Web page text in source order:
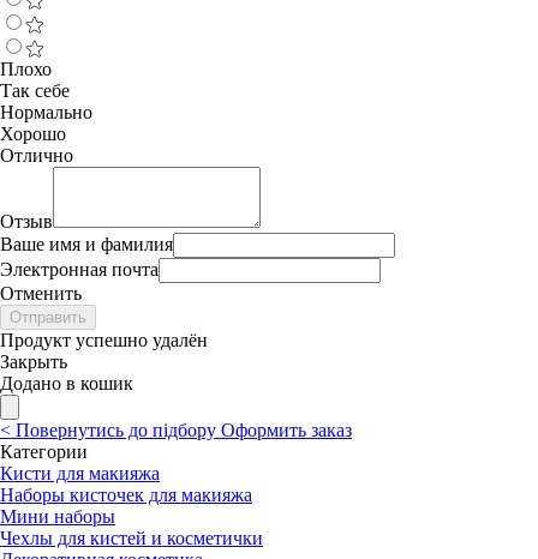
Плохо
Так себе
Нормально
Хорошо
Отлично
Отзыв
Ваше имя и фамилия
Электронная почта
Отменить
Отправить
Продукт успешно удалён
Закрыть
Додано в кошик
< Повернутись до підбору Оформить заказ
Категории
Кисти для макияжа
Наборы кисточек для макияжа
Мини наборы
Чехлы для кистей и косметички